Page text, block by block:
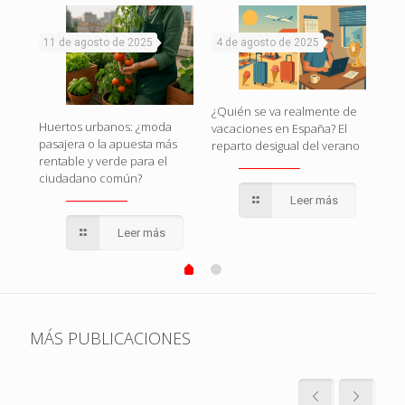
11 de agosto de 2025
Huertos urbanos: ¿moda
pasajera o la apuesta más
rentable y verde para el
ciudadano común?
Leer más
4 de agosto de 2025
¿Quién se va realmente de
vacaciones en España? El
reparto desigual del verano
Leer más
MÁS PUBLICACIONES